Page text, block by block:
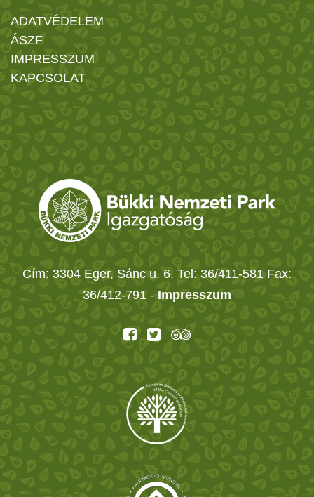
ADATVÉDELEM
ÁSZF
IMPRESSZUM
KAPCSOLAT
Cím: 3304 Eger, Sánc u. 6. Tel: 36/411-581 Fax:
36/412-791 - Impresszum